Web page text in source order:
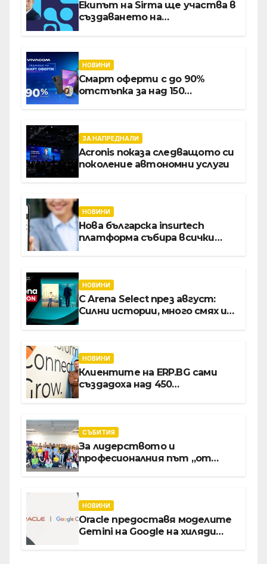
Екипът на Sirma ще участва в
създаването на
хотелиерството
НОВИНИ
Смарт оферти с до 90%
отстъпка за над 150
ЗА НАПРЕДНАЛИ
Acronis показа следващото си
поколение автономни услуги
НОВИНИ
Нова българска insurtech
платформа събира всички
НОВИНИ
С Arena Select през август:
Силни истории, много смях и
НОВИНИ
Клиентите на ERP.BG сами
създадоха над 450
интелект
СЪБИТИЯ
За лидерството и
професионалния път „от
директор Асен Великов
НОВИНИ
Oracle предоставя моделите
Gemini на Google на хиляди